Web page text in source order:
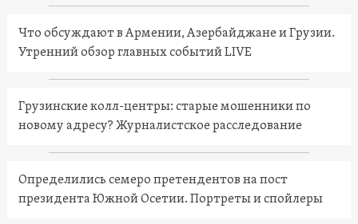
Что обсуждают в Армении, Азербайджане и Грузии.
Утренний обзор главных событий LIVE
Грузинские колл-центры: старые мошенники по
новому адресу? Журналистское расследование
Определились семеро претендентов на пост
президента Южной Осетии. Портреты и спойлеры